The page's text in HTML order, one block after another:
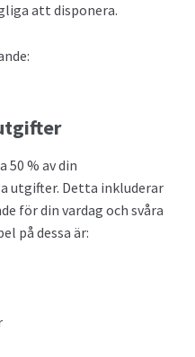
att disponera.
% av din
utgifter. Detta inkluderar
för din vardag och svåra
på dessa är: